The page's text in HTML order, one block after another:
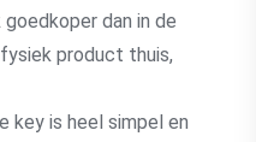
dan in de
product thuis,
key is heel simpel en